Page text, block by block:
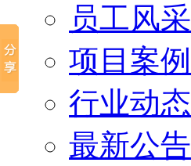
员工风采
项目案例
行业动态
最新公告